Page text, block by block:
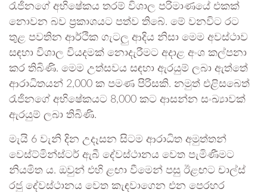
රැජිනගේ අභිෂේකය තරම් විශාල පරිමාණයේ එකක්
නොවන බව ප්‍රකාශයට පත්ව තිබේ. මේ වනවිට රට
තුළ පවතින ආර්ථික ගැටලු ආදිය නිසා මෙම අවස්ථාව
සඳහා විශාල වියදමක් නොදැරීමට අදාළ අංශ කල්පනා
කර තිබිණි. මෙම උත්සවය සඳහා ඇරයුම් ලබා ඇත්තේ
ආරාධිතයන් 2,000 ක පමණ පිරිසකි. නමුත් එළිසබෙත්
රැජිනගේ අභිෂේකයට 8,000 කට ආසන්න සංඛ්‍යාවක්
ඇරයුම් ලබා තිබිණි.
මැයි 6 වැනි දින උදෑසන සිටම ආරාධිත අමුත්තන්
වෙස්ට්මින්ස්ටර් ඇබී දේවස්ථානය වෙත පැමිණීමට
නියමිත ය. ඔවුන් එහි ළඟා වීමෙන් පසු ඊළඟට චාල්ස්
රජු දේවස්ථානය වෙත කැඳවාගෙන එන පෙරහර